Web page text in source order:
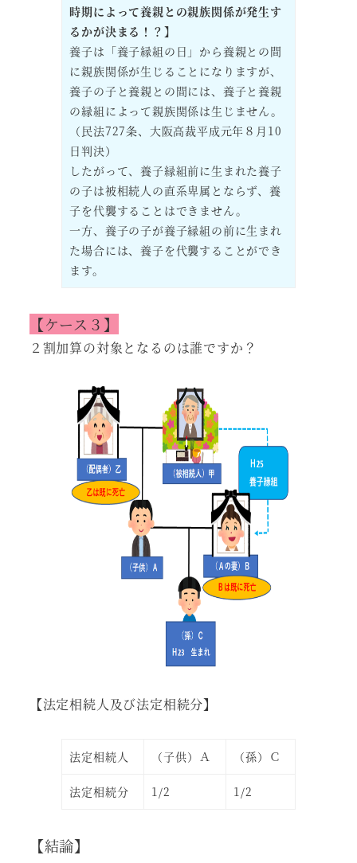
時期によって養親との親族関係が発生す
るかが決まる！？】
養子は「養子縁組の日」から養親との間
に親族関係が生じることになりますが、
養子の子と養親との間には、養子と養親
の縁組によって親族関係は生じません。
（民法727条、大阪高裁平成元年８月10
日判決）
したがって、養子縁組前に生まれた養子
の子は被相続人の直系卑属とならず、養
子を代襲することはできません。
一方、養子の子が養子縁組の前に生まれ
た場合には、養子を代襲することができ
ます。
【ケース３】
２割加算の対象となるのは誰ですか？
【法定相続人及び法定相続分】
法定相続人 （子供）Ａ （孫）Ｃ
法定相続分 1/2 1/2
【結論】